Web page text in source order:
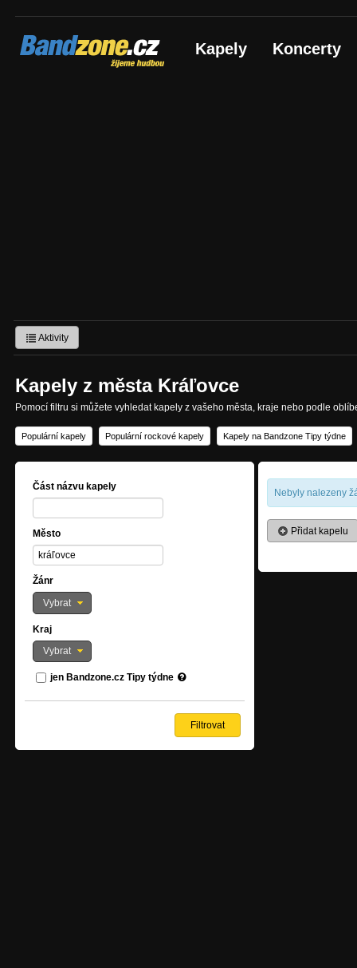
Bandzone.cz
žijeme hudbou Kapely Koncerty
Aktivity
Kapely z města Kráľovce
Pomocí filtru si můžete vyhledat kapely z vašeho města, kraje nebo podle
Populární kapely Populární rockové kapely Kapely na Bandzone Tipy týdne
Část názvu kapely
Město
Žánr
Vybrat
Kraj
Vybrat
jen Bandzone.cz Tipy týdne
Nebyly nalezeny
Přidat kapelu